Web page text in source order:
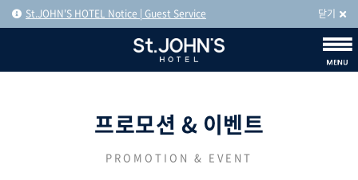
St.JOHN'S HOTEL Notice | Guest Service 닫기
프로모션 & 이벤트
PROMOTION & EVENT